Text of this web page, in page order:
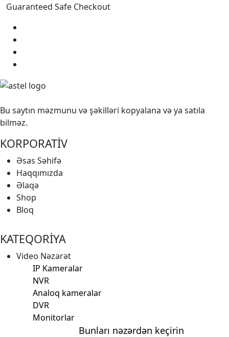
Guaranteed Safe Checkout
Bu saytın məzmunu və şəkilləri kopyalana və ya satıla
bilməz.
KORPORATİV
Əsas Səhifə
Haqqımızda
Əlaqə
Shop
Bloq
KATEQORİYA
Video Nəzarət
IP Kameralar
NVR
Analoq kameralar
DVR
Monitorlar
Bunları nəzərdən keçirin